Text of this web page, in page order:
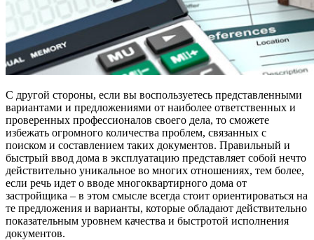
С другой стороны, если вы воспользуетесь представленными
вариантами и предложениями от наиболее ответственных и
проверенных профессионалов своего дела, то сможете
избежать огромного количества проблем, связанных с
поиском и составлением таких документов. Правильный и
быстрый ввод дома в эксплуатацию представляет собой нечто
действительно уникальное во многих отношениях, тем более,
если речь идет о вводе многоквартирного дома от
застройщика – в этом смысле всегда стоит ориентироваться на
те предложения и варианты, которые обладают действительно
показательным уровнем качества и быстротой исполнения
документов.